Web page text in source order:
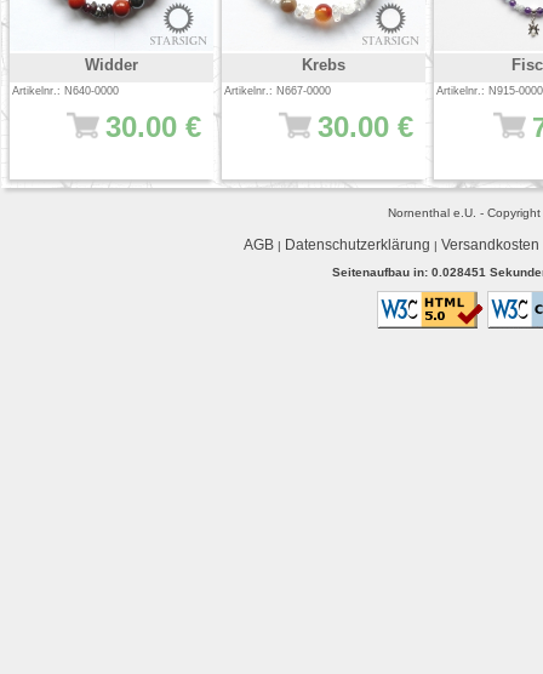
Widder
Artikelnr.: N640-0000
30.00 €
Krebs
Artikelnr.: N667-0000
30.00 €
Artikelnr.: N915-0000
Nornenthal e.U. -
AGB| Datenschutzerklärung | Versandkosten
Seitenaufbau in: 0.028451